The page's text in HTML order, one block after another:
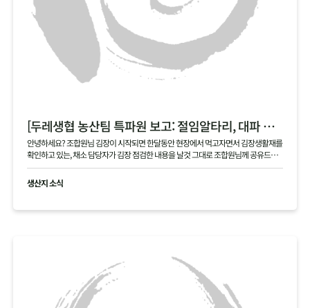
[두레생협 농산팀 특파원 보고: 절임알타리, 대파 현장]
안녕하세요? 조합원님 김장이 시작되면 한달동안 현장에서 먹고자면서 김장생활재를
확인하고 있는, 채소 담당자가 김장 점검한 내용을 날것 그대로 조합원님께 공유드립
니다 .
생산지 소식